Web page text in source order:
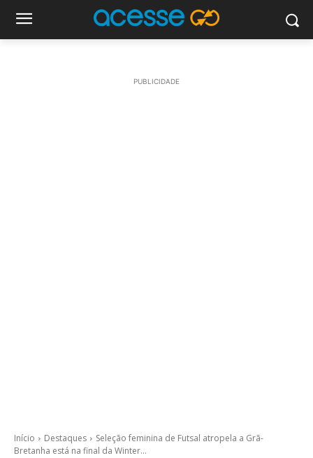
PUBLICIDADE
Início Destaques
Seleção feminina de Futsal atropela a Grã-
Bretanha está na final da Winter...